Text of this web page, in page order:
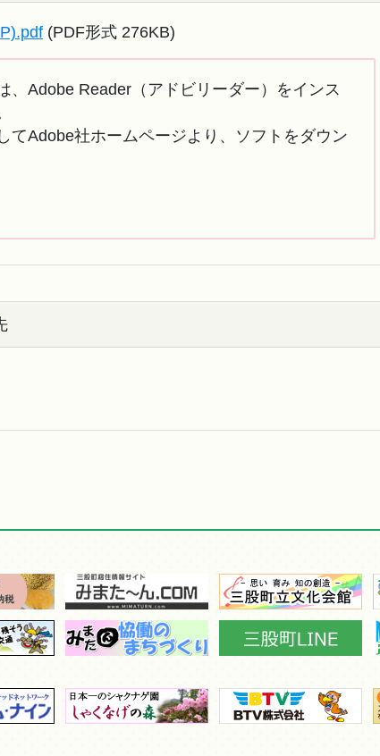
(PDF形式 276KB)
、Adobe Reader（アドビリーダー）をインス
てAdobe社ホームページより、ソフトをダウン